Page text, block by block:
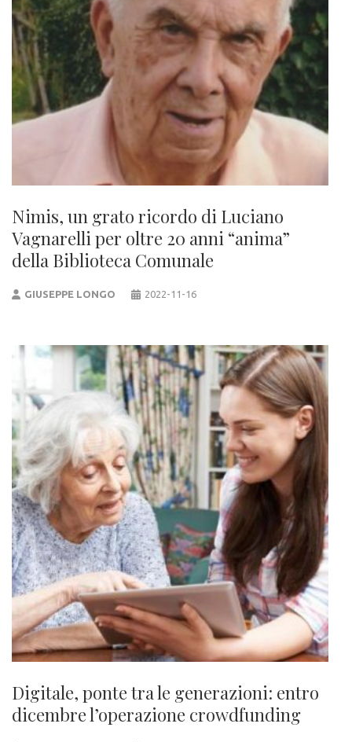
Nimis, un grato ricordo di Luciano
Vagnarelli per oltre 20 anni “anima”
della Biblioteca Comunale
GIUSEPPE LONGO 2022-11-16
Digitale, ponte tra le generazioni: entro
dicembre l’operazione crowdfunding